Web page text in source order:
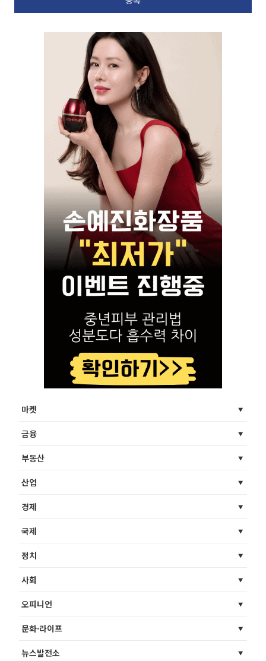
마켓
금융
부동산
산업
경제
국제
정치
사회
오피니언
문화·라이프
뉴스발전소